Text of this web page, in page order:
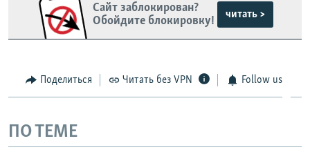
Сайт заблокирован?
Обойдите блокировку!
читать >
Поделиться Читать без VPN Follow us
ПО ТЕМЕ